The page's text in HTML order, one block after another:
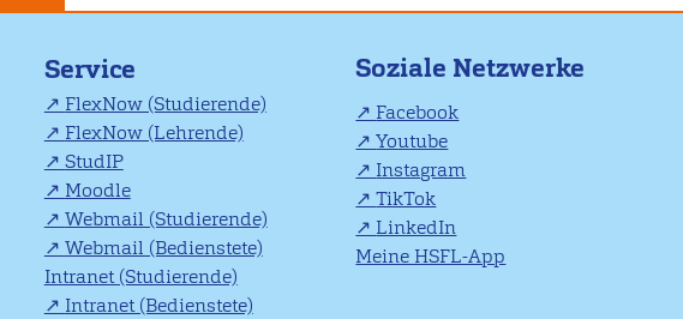
Service
FlexNow (Studierende)
FlexNow (Lehrende)
StudIP
Moodle
Webmail (Studierende)
Webmail (Bedienstete)
Intranet (Studierende)
Intranet (Bedienstete)
Soziale Netzwerke
Facebook
Youtube
Instagram
TikTok
LinkedIn
Meine HSFL-App